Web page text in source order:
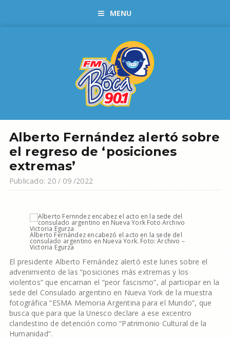
MENU
Alberto Fernández alertó sobre
el regreso de ‘posiciones
extremas’
Publicado: 20 / 09 /2022
Alberto Fernández encabezó el acto en la sede del
consulado argentino en Nueva York. Foto: Archivo –
Victoria Egurza
El presidente Alberto Fernández alertó este lunes sobre el
advenimiento de las “posiciones más extremas y los
violentos” que encarnan el “peor fascismo”, al participar en la
sede del Consulado argentino en Nueva York de la muestra
fotográfica “ESMA Memoria Argentina para el Mundo”, que
busca que para que la Unesco declare a ese excentro
clandestino de detención como “Patrimonio Cultural de la
Humanidad”.